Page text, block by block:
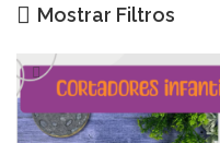
Mostrar Filtros